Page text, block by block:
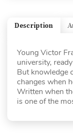
Description
Young Victor
university,
But knowledge
changes when
Written when
is one of the